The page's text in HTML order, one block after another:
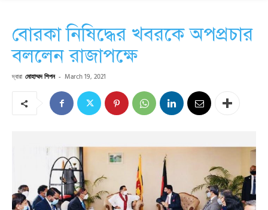
বোরকা নিষিদ্ধের খবরকে অপপ্রচার
বললেন রাজাপক্ষে
দ্বারা মোহাম্মদ শিপন - March 19, 2021